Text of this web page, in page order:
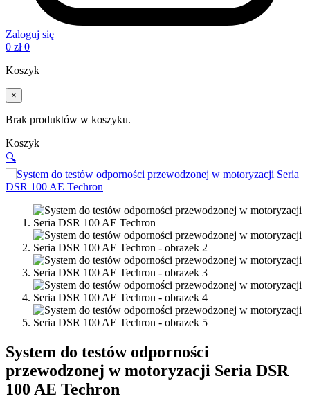
Zaloguj się
0 zł 0
Koszyk
×
Brak produktów w koszyku.
Koszyk
🔍
System do testów odporności
przewodzonej w motoryzacji Seria DSR
100 AE Techron